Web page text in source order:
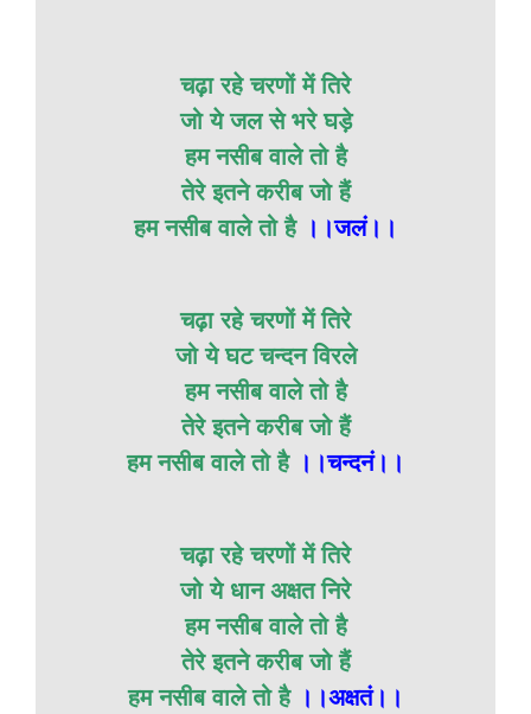
चढ़ा रहे चरणों में तिरे
जो ये जल से भरे घड़े
हम नसीब वाले तो है
तेरे इतने करीब जो हैं
हम नसीब वाले तो है।।जलं।।
चढ़ा रहे चरणों में तिरे
जो ये घट चन्दन विरले
हम नसीब वाले तो है
तेरे इतने करीब जो हैं
हम नसीब वाले तो है।।चन्दनं।।
चढ़ा रहे चरणों में तिरे
जो ये धान अक्षत निरे
हम नसीब वाले तो है
तेरे इतने करीब जो हैं
हम नसीब वाले तो है ।।अक्षतं।।